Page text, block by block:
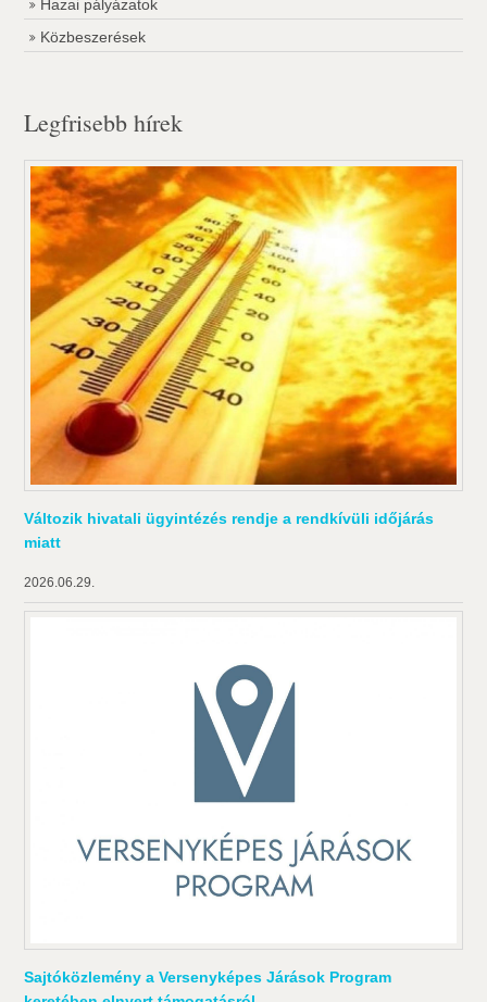
Hazai pályázatok
Közbeszerések
Legfrisebb hírek
Változik hivatali ügyintézés rendje a rendkívüli időjárás
miatt
2026.06.29.
Sajtóközlemény a Versenyképes Járások Program